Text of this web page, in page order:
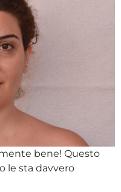
bene! Questo
le sta davvero